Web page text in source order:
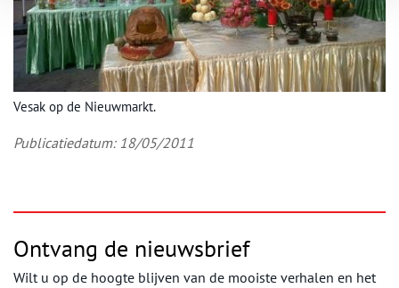
Vesak op de Nieuwmarkt.
Publicatiedatum: 18/05/2011
Ontvang de nieuwsbrief
Wilt u op de hoogte blijven van de mooiste verhalen en het